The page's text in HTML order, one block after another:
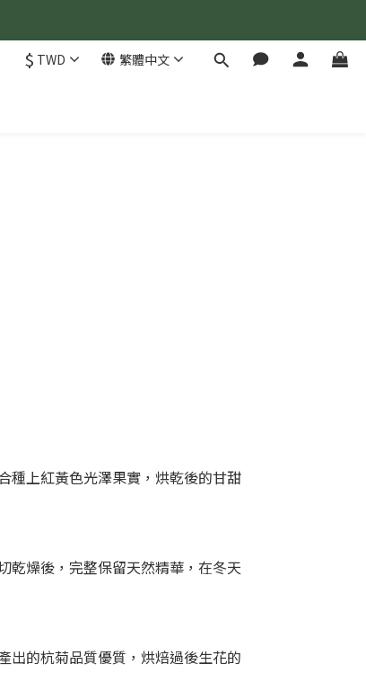
$ TWD 繁體中文
種上紅黃色光澤果實，烘乾後的甘甜
乾燥後，完整保留天然精華，在冬天
出的杭菊品質優質，烘焙過後生花的